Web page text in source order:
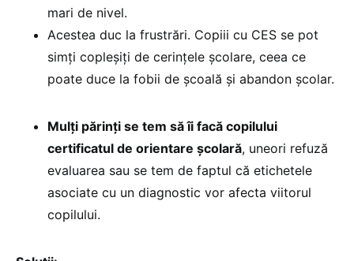
mari de nivel.
Acestea duc la frustrări. Copiii cu CES se pot
simți copleșiți de cerințele școlare, ceea ce
poate duce la fobii de școală și abandon școlar.
Mulți părinți se tem să îi facă copilului
certificatul de orientare școlară, uneori refuză
evaluarea sau se tem de faptul că etichetele
asociate cu un diagnostic vor afecta viitorul
copilului.